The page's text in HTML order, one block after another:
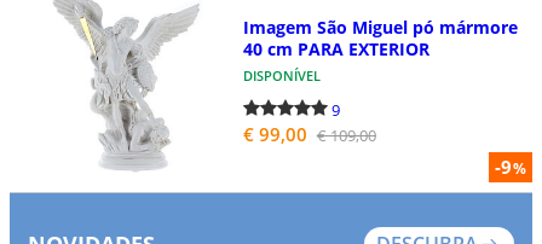
-9%
Imagem São Miguel pó mármore
40 cm PARA EXTERIOR
DISPONÍVEL
9
€ 99,00 € 109,00